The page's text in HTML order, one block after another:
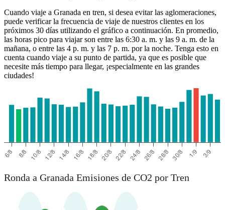
Cuando viaje a Granada en tren, si desea evitar las aglomeraciones,
puede verificar la frecuencia de viaje de nuestros clientes en los
próximos 30 días utilizando el gráfico a continuación. En promedio,
las horas pico para viajar son entre las 6:30 a. m. y las 9 a. m. de la
mañana, o entre las 4 p. m. y las 7 p. m. por la noche. Tenga esto en
cuenta cuando viaje a su punto de partida, ya que es posible que
necesite más tiempo para llegar, ¡especialmente en las grandes
ciudades!
Ronda a Granada Emisiones de CO2 por Tren